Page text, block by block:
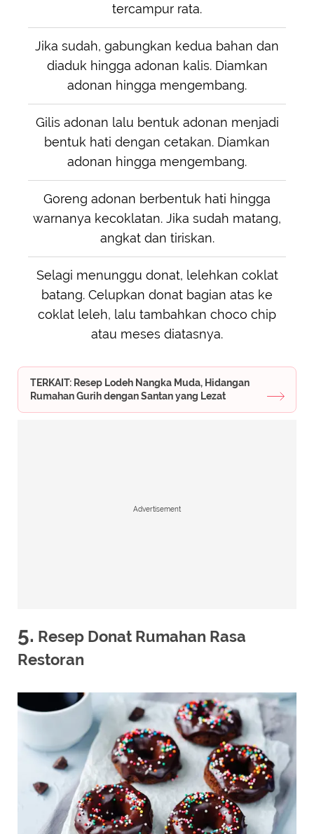
tercampur rata.
Jika sudah, gabungkan kedua bahan dan
diaduk hingga adonan kalis. Diamkan
adonan hingga mengembang.
Gilis adonan lalu bentuk adonan menjadi
bentuk hati dengan cetakan. Diamkan
adonan hingga mengembang.
Goreng adonan berbentuk hati hingga
warnanya kecoklatan. Jika sudah matang,
angkat dan tiriskan.
Selagi menunggu donat, lelehkan coklat
batang. Celupkan donat bagian atas ke
coklat leleh, lalu tambahkan choco chip
atau meses diatasnya.
TERKAIT: Resep Lodeh Nangka Muda, Hidangan
Rumahan Gurih dengan Santan yang Lezat
Advertisement
5. Resep Donat Rumahan Rasa
Restoran